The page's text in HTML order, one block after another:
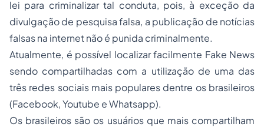
lei para criminalizar tal conduta, pois, à exceção da
divulgação de pesquisa falsa, a publicação de notícias
falsas na internet não é punida criminalmente.
Atualmente, é possível localizar facilmente Fake News
sendo compartilhadas com a utilização de uma das
três redes sociais mais populares dentre os brasileiros
(Facebook, Youtube e Whatsapp).
Os brasileiros são os usuários que mais compartilham